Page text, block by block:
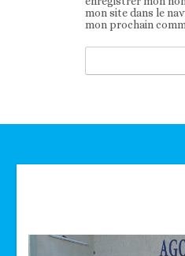
mon site dans le
mon prochain